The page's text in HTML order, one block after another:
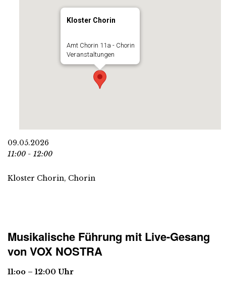
Kloster Chorin
Amt Chorin 11a - Chorin
Veranstaltungen
09.05.2026
11:00 - 12:00
Kloster Chorin, Chorin
Musikalische Führung mit Live-Gesang
von VOX NOSTRA
11:oo – 12:00 Uhr